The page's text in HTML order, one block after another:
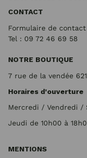
CONTACT
Formulaire de contact
Tel : 09 72 46 69 58
NOTRE BOUTIQUE
7 rue de la vendée
Horaires d'ouverture
Mercredi / Vendredi /
Jeudi de 10h00 à
MENTIONS